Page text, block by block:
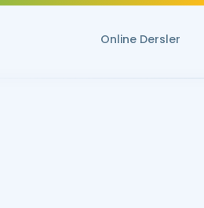
Online Dersler